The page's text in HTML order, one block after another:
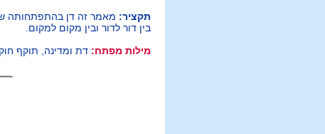
תקציר: מאמר זה דן בהתפתחותה
בין דור לדור ובין מקום למקום.
מילות מפתח: דת ומדינה, תוקף